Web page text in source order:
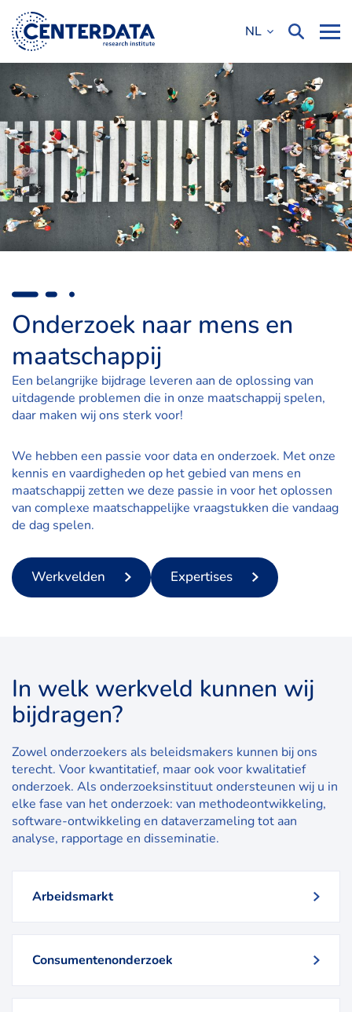
NL
Onderzoek naar mens en
maatschappij
Een belangrijke bijdrage leveren aan de oplossing van
uitdagende problemen die in onze maatschappij spelen,
daar maken wij ons sterk voor!
We hebben een passie voor data en onderzoek. Met onze
kennis en vaardigheden op het gebied van mens en
maatschappij zetten we deze passie in voor het oplossen
van complexe maatschappelijke vraagstukken die vandaag
de dag spelen.
Werkvelden Expertises
In welk werkveld kunnen wij
bijdragen?
Zowel onderzoekers als beleidsmakers kunnen bij ons
terecht. Voor kwantitatief, maar ook voor kwalitatief
onderzoek. Als onderzoeksinstituut ondersteunen wij u in
elke fase van het onderzoek: van methodeontwikkeling,
software-ontwikkeling en dataverzameling tot aan
analyse, rapportage en disseminatie.
Arbeidsmarkt
Consumentenonderzoek